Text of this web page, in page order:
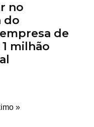
no
do
de
milhão
»